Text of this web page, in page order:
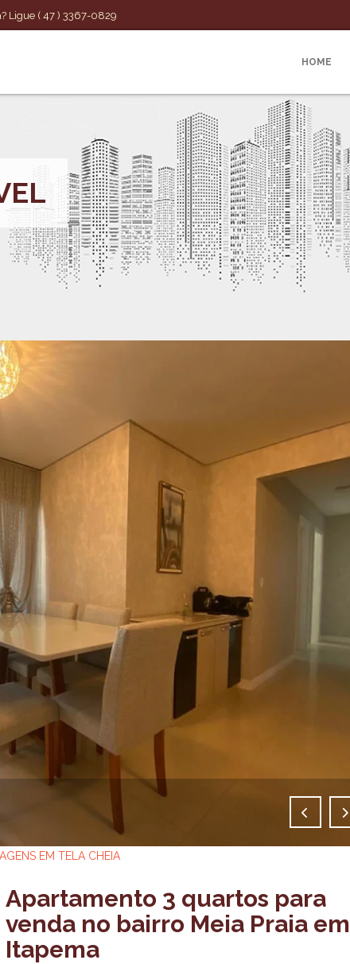
Ligue ( 47 ) 3367-0829
HOME
EM TELA CHEIA
Apartamento 3 quartos para
venda no bairro Meia Praia em
Itapema